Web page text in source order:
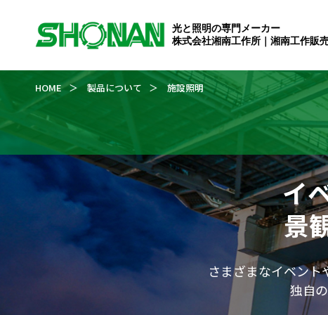
光と照明の専門メーカー
株式会社湘南工作所｜湘南工作販
HOME ＞ 製品について ＞ 施設照明
イ
景
さまざまなイベン
独自